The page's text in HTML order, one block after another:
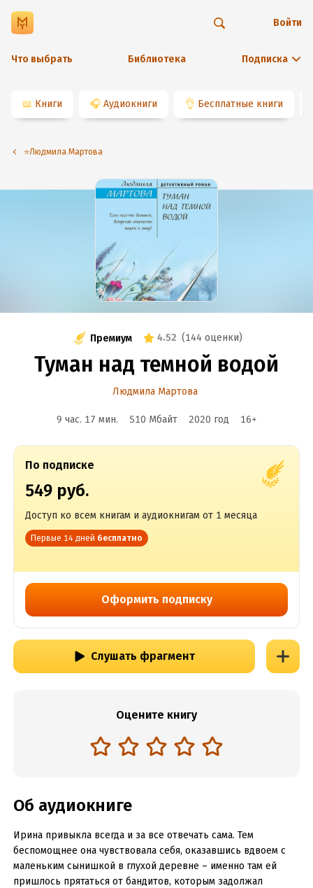
Что выбрать Библиотека Подписка
Войти
📖 Книги 🎧 Аудиокниги 👌 Бесплатные книги
⭐️Людмила Мартова
Премиум 4.52 (144 оценки)
Туман над темной водой
Людмила Мартова
9 час. 17 мин. 510 Мбайт 2020 год 16+
По подписке
549 руб.
Доступ ко всем книгам и аудиокнигам от 1 месяца
Первые 14 дней бесплатно
Оформить подписку
Слушать фрагмент
Оцените книгу
Об аудиокниге
Ирина привыкла всегда и за все отвечать сама. Тем
беспомощнее она чувствовала себя, оказавшись вдвоем с
маленьким сынишкой в глухой деревне – именно там ей
пришлось прятаться от бандитов, которым задолжал